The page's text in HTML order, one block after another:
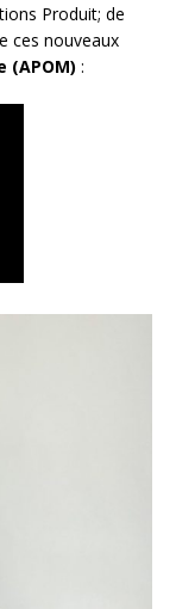
Produit; de
ces nouveaux
(APOM) :